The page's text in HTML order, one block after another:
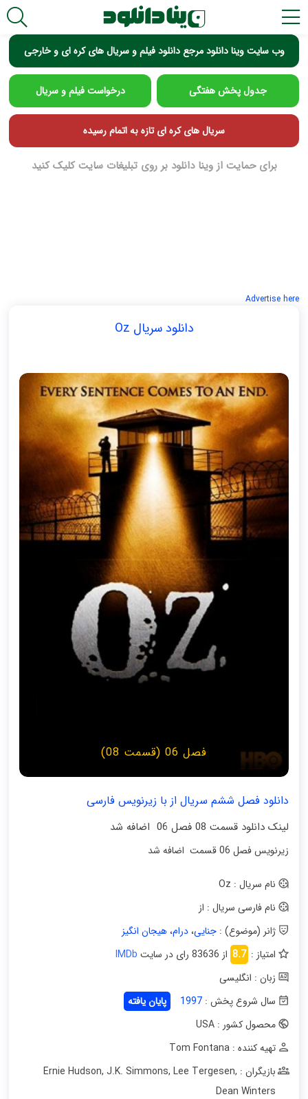
وب سایت وینا دانلود مرجع دانلود فیلم و سریال های کره ای و خارجی
جدول پخش هفتگی درخواست فیلم و سریال
سریال های کره ای تازه به اتمام رسیده
برای حمایت از وینا دانلود بر روی تبلیغات سایت کلیک کنید
Advertise here
دانلود سریال Oz
فصل 06 (قسمت 08)
دانلود فصل ششم سریال از با زیرنویس فارسی
لینک دانلود قسمت 08 فصل 06 اضافه شد
زیرنویس فصل 06 قسمت اضافه شد
نام سریال : Oz
نام فارسی سریال : از
ژانر (موضوع) :جنایی،درام،هیجان انگیز
امتیاز : 8.7 از 83636 رای در سایت
IMDb
زبان : انگلیسی
سال شروع پخش :1997
پایان یافته
محصول کشور : USA
تهیه کننده : Tom Fontana
بازیگران : Ernie Hudson
, J.K. Simmons, Lee Tergesen,
Dean Winters